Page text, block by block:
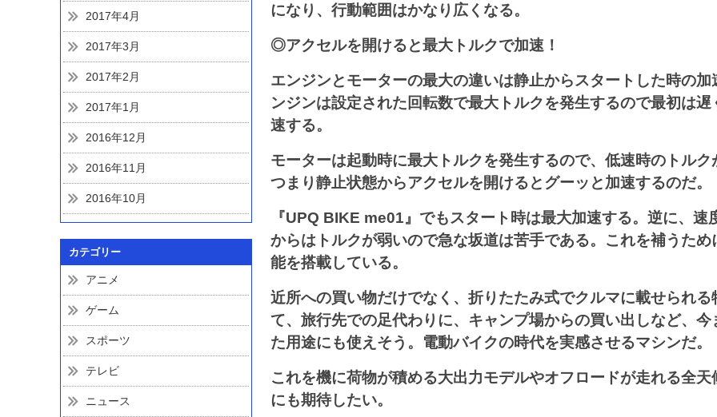
2017年4月
2017年3月
2017年2月
2017年1月
2016年12月
2016年11月
2016年10月
カテゴリー
アニメ
ゲーム
スポーツ
テレビ
ニュース
になり、行動範囲はかなり広くなる。
◎アクセルを開けると最大トルクで加速！
エンジンとモーターの最大の違いは静止からスタートした時の加
ンジンは設定された回転数で最大トルクを発生するので最初は遅
速する。
モーターは起動時に最大トルクを発生するので、低速時のトルク
つまり静止状態からアクセルを開けるとグーッと加速するのだ。
『UPQ BIKE me01』でもスタート時は最大加速する。逆に、速
からはトルクが弱いので急な坂道は苦手である。これを補うため
能を搭載している。
近所への買い物だけでなく、折りたたみ式でクルマに載せられる
て、旅行先での足代わりに、キャンプ場からの買い出しなど、今
た用途にも使えそう。電動バイクの時代を実感させるマシンだ。
これを機に荷物が積める大出力モデルやオフロードが走れる全天
にも期待したい。